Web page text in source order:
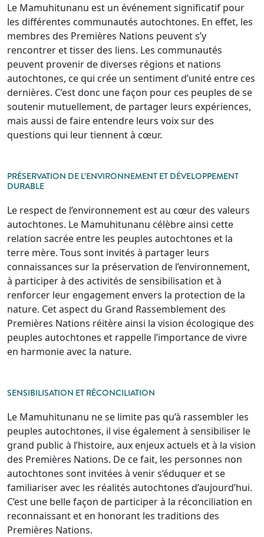
Le Mamuhitunanu est un événement significatif pour
les différentes communautés autochtones. En effet, les
membres des Premières Nations peuvent s’y
rencontrer et tisser des liens. Les communautés
peuvent provenir de diverses régions et nations
autochtones, ce qui crée un sentiment d’unité entre ces
dernières. C’est donc une façon pour ces peuples de se
soutenir mutuellement, de partager leurs expériences,
mais aussi de faire entendre leurs voix sur des
questions qui leur tiennent à cœur.
PRÉSERVATION DE L’ENVIRONNEMENT ET DÉVELOPPEMENT
DURABLE
Le respect de l’environnement est au cœur des valeurs
autochtones. Le Mamuhitunanu célèbre ainsi cette
relation sacrée entre les peuples autochtones et la
terre mère. Tous sont invités à partager leurs
connaissances sur la préservation de l’environnement,
à participer à des activités de sensibilisation et à
renforcer leur engagement envers la protection de la
nature. Cet aspect du Grand Rassemblement des
Premières Nations réitère ainsi la vision écologique des
peuples autochtones et rappelle l’importance de vivre
en harmonie avec la nature.
SENSIBILISATION ET RÉCONCILIATION
Le Mamuhitunanu ne se limite pas qu’à rassembler les
peuples autochtones, il vise également à sensibiliser le
grand public à l’histoire, aux enjeux actuels et à la vision
des Premières Nations. De ce fait, les personnes non
autochtones sont invitées à venir s’éduquer et se
familiariser avec les réalités autochtones d’aujourd’hui.
C’est une belle façon de participer à la réconciliation en
reconnaissant et en honorant les traditions des
Premières Nations.